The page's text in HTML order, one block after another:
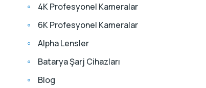
4K Profesyonel Kameralar
6K Profesyonel Kameralar
Alpha Lensler
Batarya Şarj Cihazları
Blog